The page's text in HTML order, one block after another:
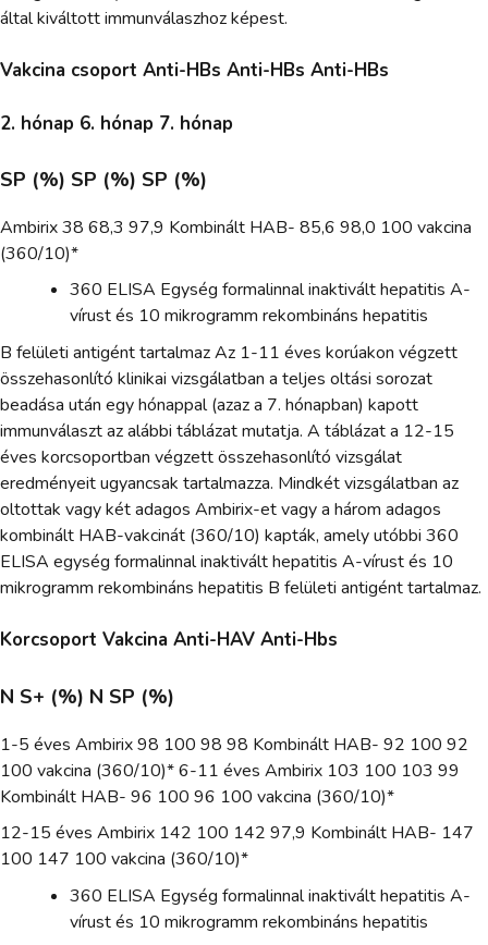
által kiváltott immunválaszhoz képest.
Vakcina csoport Anti-HBs Anti-HBs Anti-HBs
2. hónap 6. hónap 7. hónap
SP (%) SP (%) SP (%)
Ambirix 38 68,3 97,9 Kombinált HAB- 85,6 98,0 100 vakcina
(360/10)*
360 ELISA Egység formalinnal inaktivált hepatitis A-
vírust és 10 mikrogramm rekombináns hepatitis
B felületi antigént tartalmaz Az 1-11 éves korúakon végzett
összehasonlító klinikai vizsgálatban a teljes oltási sorozat
beadása után egy hónappal (azaz a 7. hónapban) kapott
immunválaszt az alábbi táblázat mutatja. A táblázat a 12-15
éves korcsoportban végzett összehasonlító vizsgálat
eredményeit ugyancsak tartalmazza. Mindkét vizsgálatban az
oltottak vagy két adagos Ambirix-et vagy a három adagos
kombinált HAB-vakcinát (360/10) kapták, amely utóbbi 360
ELISA egység formalinnal inaktivált hepatitis A-vírust és 10
mikrogramm rekombináns hepatitis B felületi antigént tartalmaz.
Korcsoport Vakcina Anti-HAV Anti-Hbs
N S+ (%) N SP (%)
1-5 éves Ambirix 98 100 98 98 Kombinált HAB- 92 100 92
100 vakcina (360/10)* 6-11 éves Ambirix 103 100 103 99
Kombinált HAB- 96 100 96 100 vakcina (360/10)*
12-15 éves Ambirix 142 100 142 97,9 Kombinált HAB- 147
100 147 100 vakcina (360/10)*
360 ELISA Egység formalinnal inaktivált hepatitis A-
vírust és 10 mikrogramm rekombináns hepatitis